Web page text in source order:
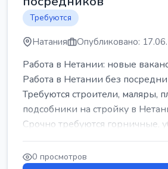
Требуются
Натания Опубликовано:
Работа в Нетании: новые
Работа в Нетании без
Требуются строители, маляры,
подсобники на стройку в
Срочно требуются горничные,
0 просмотров